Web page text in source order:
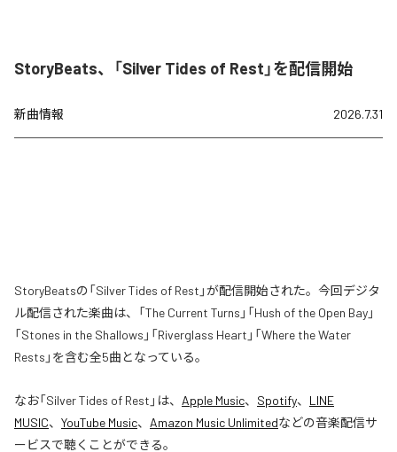
StoryBeats、「Silver Tides of Rest」を配信開始
新曲情報 2026.7.31
StoryBeatsの「Silver Tides of Rest」が配信開始された。今回デジタ
ル配信された楽曲は、「The Current Turns」「Hush of the Open Bay」
「Stones in the Shallows」「Riverglass Heart」「Where the Water
Rests」を含む全5曲となっている。
なお「Silver Tides of Rest 」は、 Apple Music、 Spotify、 LINE
MUSIC、 YouTube Music、 Amazon Music Unlimitedなどの音楽配信サ
ービスで聴くことができる。